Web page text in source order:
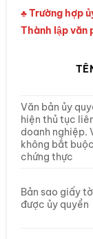
♣ Trường hợp
Thành lập văn
Văn bản ủy
hiện thủ tục
doanh nghiệp.
không bắt
chứng thực
Bản sao giấy
được ủy quyền